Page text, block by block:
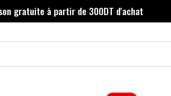
gratuite à partir de 300DT d'achat